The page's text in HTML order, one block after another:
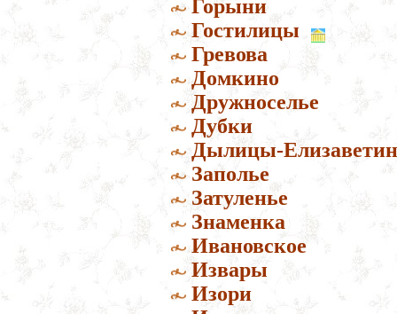
Горыни
Гостилицы
Гревова
Домкино
Дружноселье
Дубки
Дылицы-
Заполье
Затуленье
Знаменка
Ивановское
Извары
Изори